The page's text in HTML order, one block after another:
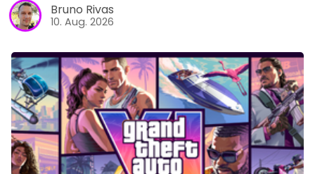
Bruno Rivas
10. Aug. 2026